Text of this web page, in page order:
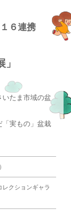
６連携
たま市域の盆
「実もの」盆栽
クションギャラ